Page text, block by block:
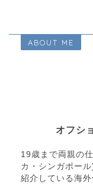
ABOUT ME
オフシ
19歳まで両親の
カ・シンガポー
紹介している海